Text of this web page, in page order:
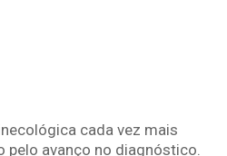
cada vez mais
avanço no diagnóstico.